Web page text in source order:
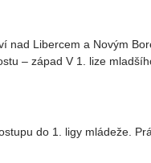
nad Libercem a Novým
– západ V 1. lize
do 1. ligy mládeže.